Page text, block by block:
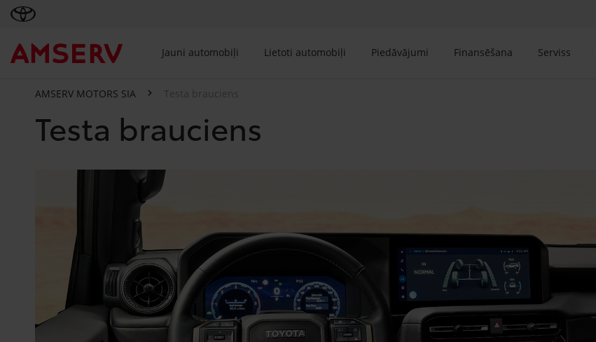
Jauni automobiļi Lietoti automobiļi Piedāvājumi Finansēšana Serviss
AMSERV MOTORS SIA Testa brauciens
Testa brauciens